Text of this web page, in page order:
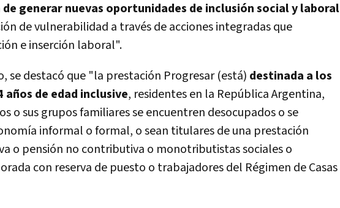
generar nuevas oportunidades de inclusión social y laboral
de vulnerabilidad a través de acciones integradas que
e inserción laboral".
se destacó que "la prestación Progresar (está) destinada a los
años de edad inclusive, residentes en la República Argentina,
o sus grupos familiares se encuentren desocupados o se
informal o formal, o sean titulares de una prestación
o pensión no contributiva o monotributistas sociales o
con reserva de puesto o trabajadores del Régimen de Casas